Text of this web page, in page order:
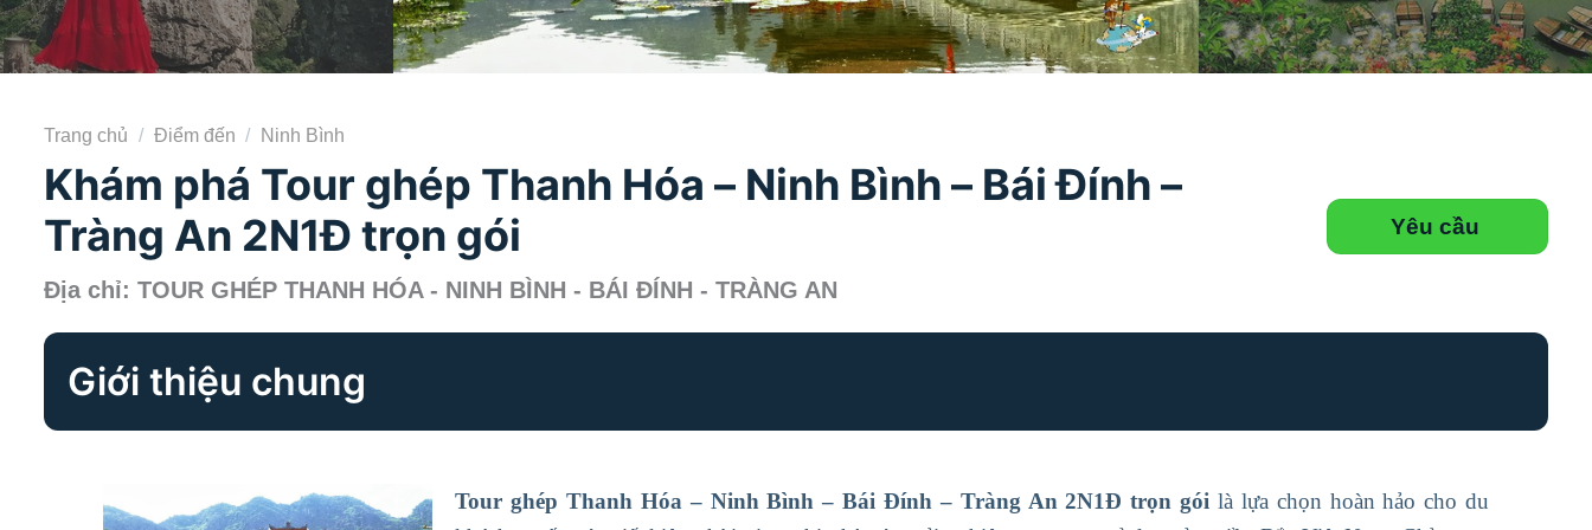
Trang chủ / Điểm đến / Ninh Bình
Khám phá Tour ghép Thanh Hóa – Ninh Bình – Bái Đính –
Tràng An 2N1Đ trọn gói
Địa chỉ: TOUR GHÉP THANH HÓA - NINH BÌNH - BÁI ĐÍNH - TRÀNG AN
Yêu cầu
Giới thiệu chung
Tour ghép Thanh Hóa – Ninh Bình – Bái Đính – Tràng An 2N1Đ trọn gói là lựa chọn hoàn hảo cho du